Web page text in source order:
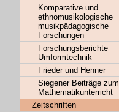
Komparative und
ethnomusikologische
musikpädagogische
Forschungen
Forschungsberichte
Umformtechnik
Frieder und Henner
Siegener Beiträge zum
Mathematikunterricht
Zeitschriften